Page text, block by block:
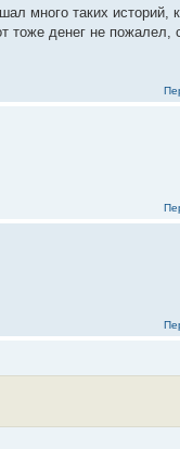
много таких историй,
тоже денег не пожалел,